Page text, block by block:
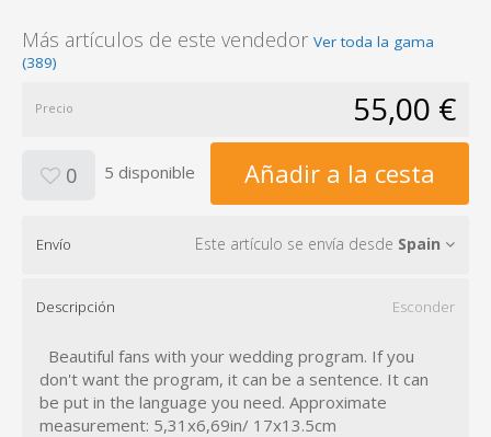
Más artículos de este vendedor Ver toda la gama
(389)
Precio 55,00 €
0 5 disponible Añadir a la cesta
Envío Este artículo se envía desde Spain
Descripción Esconder
Beautiful fans with your wedding program. If you
don't want the program, it can be a sentence. It can
be put in the language you need. Approximate
measurement: 5,31x6,69in/ 17x13.5cm